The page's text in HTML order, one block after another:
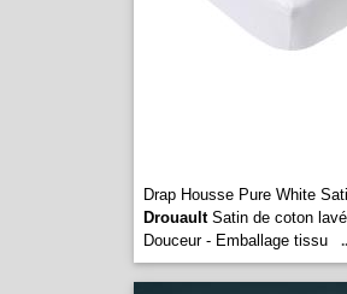
Drap Housse Pure White
DrouaultSatin de coton
Douceur - Emballage tissu